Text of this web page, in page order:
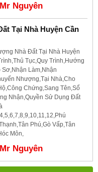
Nguyên
Tại Nhà Huyện Cần
Nhà Đất Tại Nhà Huyện
Tục,Quy Trình,Hướng
Làm,Nhận
Nhượng,Tại Nhà,Cho
Chứng,Sang Tên,Sổ
Nhận,Quyền Sử Dụng Đất
Phú,Gò Vấp,Tân
Môn,
Nguyên